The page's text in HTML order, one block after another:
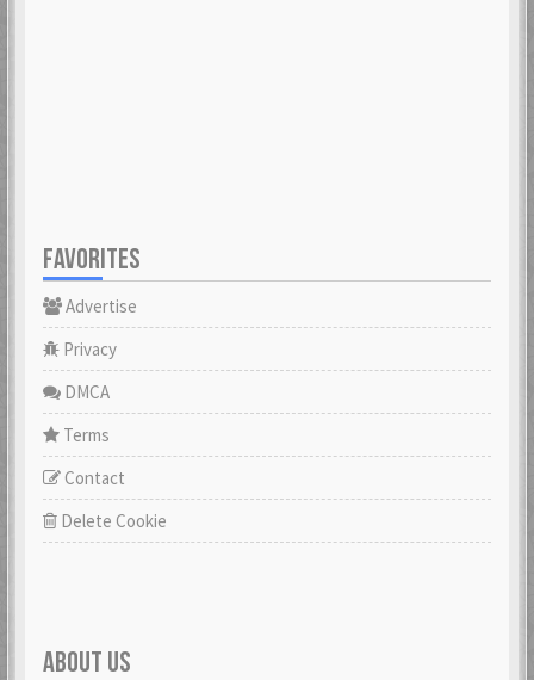
FAVORITES
Advertise
Privacy
DMCA
Terms
Contact
Delete Cookie
ABOUT US